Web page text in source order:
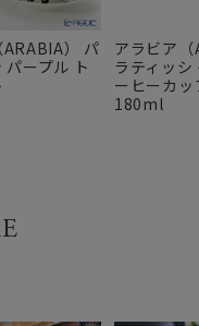
） パ
パープル ト
アラビア
ラティッシ
ーヒーカ
180ml